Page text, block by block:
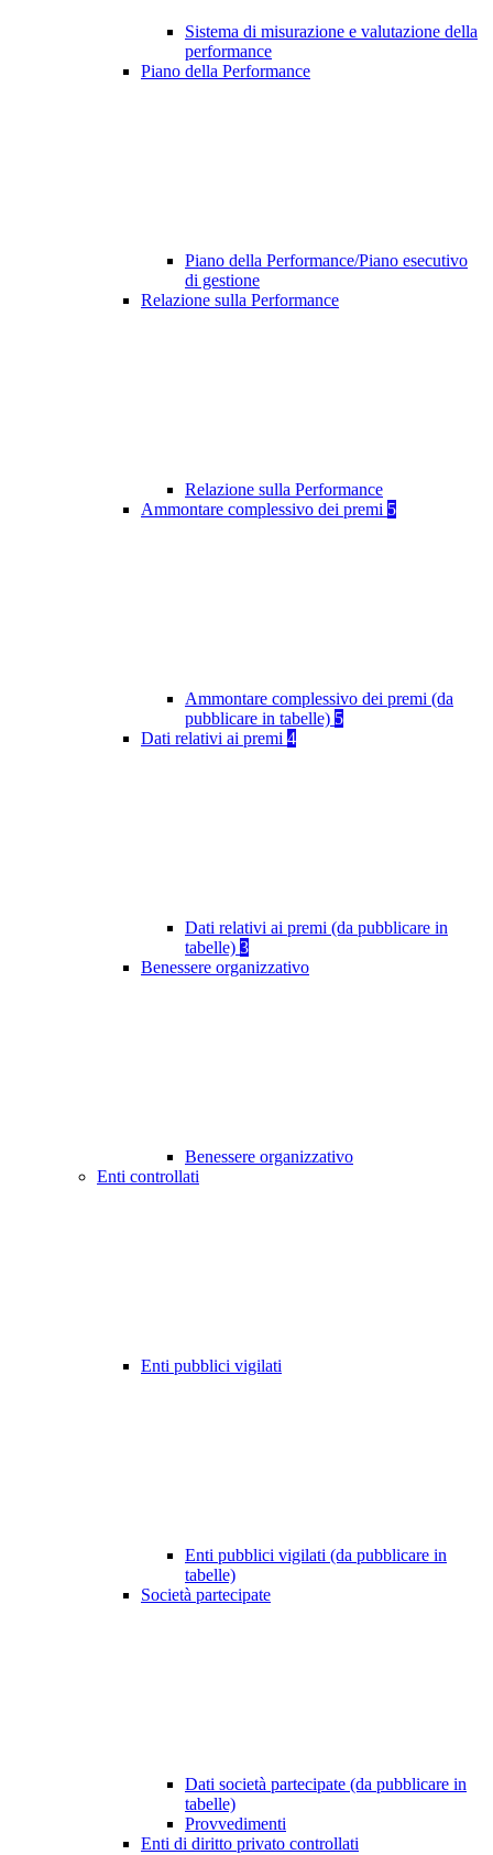
Sistema di misurazione e valutazione della
performance
Piano della Performance
Piano della Performance/Piano esecutivo
di gestione
Relazione sulla Performance
Relazione sulla Performance
Ammontare complessivo dei premi 5
Ammontare complessivo dei premi (da
pubblicare in tabelle) 5
Dati relativi ai premi 4
Dati relativi ai premi (da pubblicare in
tabelle) 3
Benessere organizzativo
Benessere organizzativo
Enti controllati
Enti pubblici vigilati
Enti pubblici vigilati (da pubblicare in
tabelle)
Società partecipate
Dati società partecipate (da pubblicare in
tabelle)
Provvedimenti
Enti di diritto privato controllati